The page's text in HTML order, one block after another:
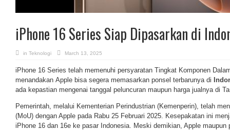
iPhone 16 Series Siap Dipasarkan di
in Teknologi March 13, 2025
iPhone 16 Series telah memenuhi persyaratan Tingkat Komponen
menandakan Apple bisa segera memasarkan ponsel terbarunya di
ada kepastian mengenai tanggal peluncuran maupun harga jualnya di
Pemerintah, melalui Kementerian Perindustrian (Kemenperin), telah
(MoU) dengan Apple pada Rabu 25 Februari 2025. Kesepakatan ini
iPhone 16 dan 16e ke pasar Indonesia. Meski demikian, Apple